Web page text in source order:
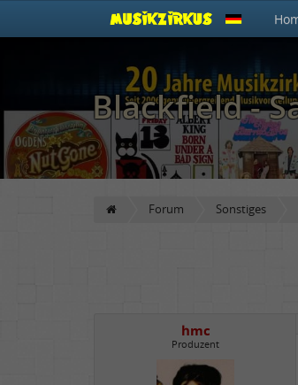
Blackfield -
Forum Sonstiges
hmc
Produzent